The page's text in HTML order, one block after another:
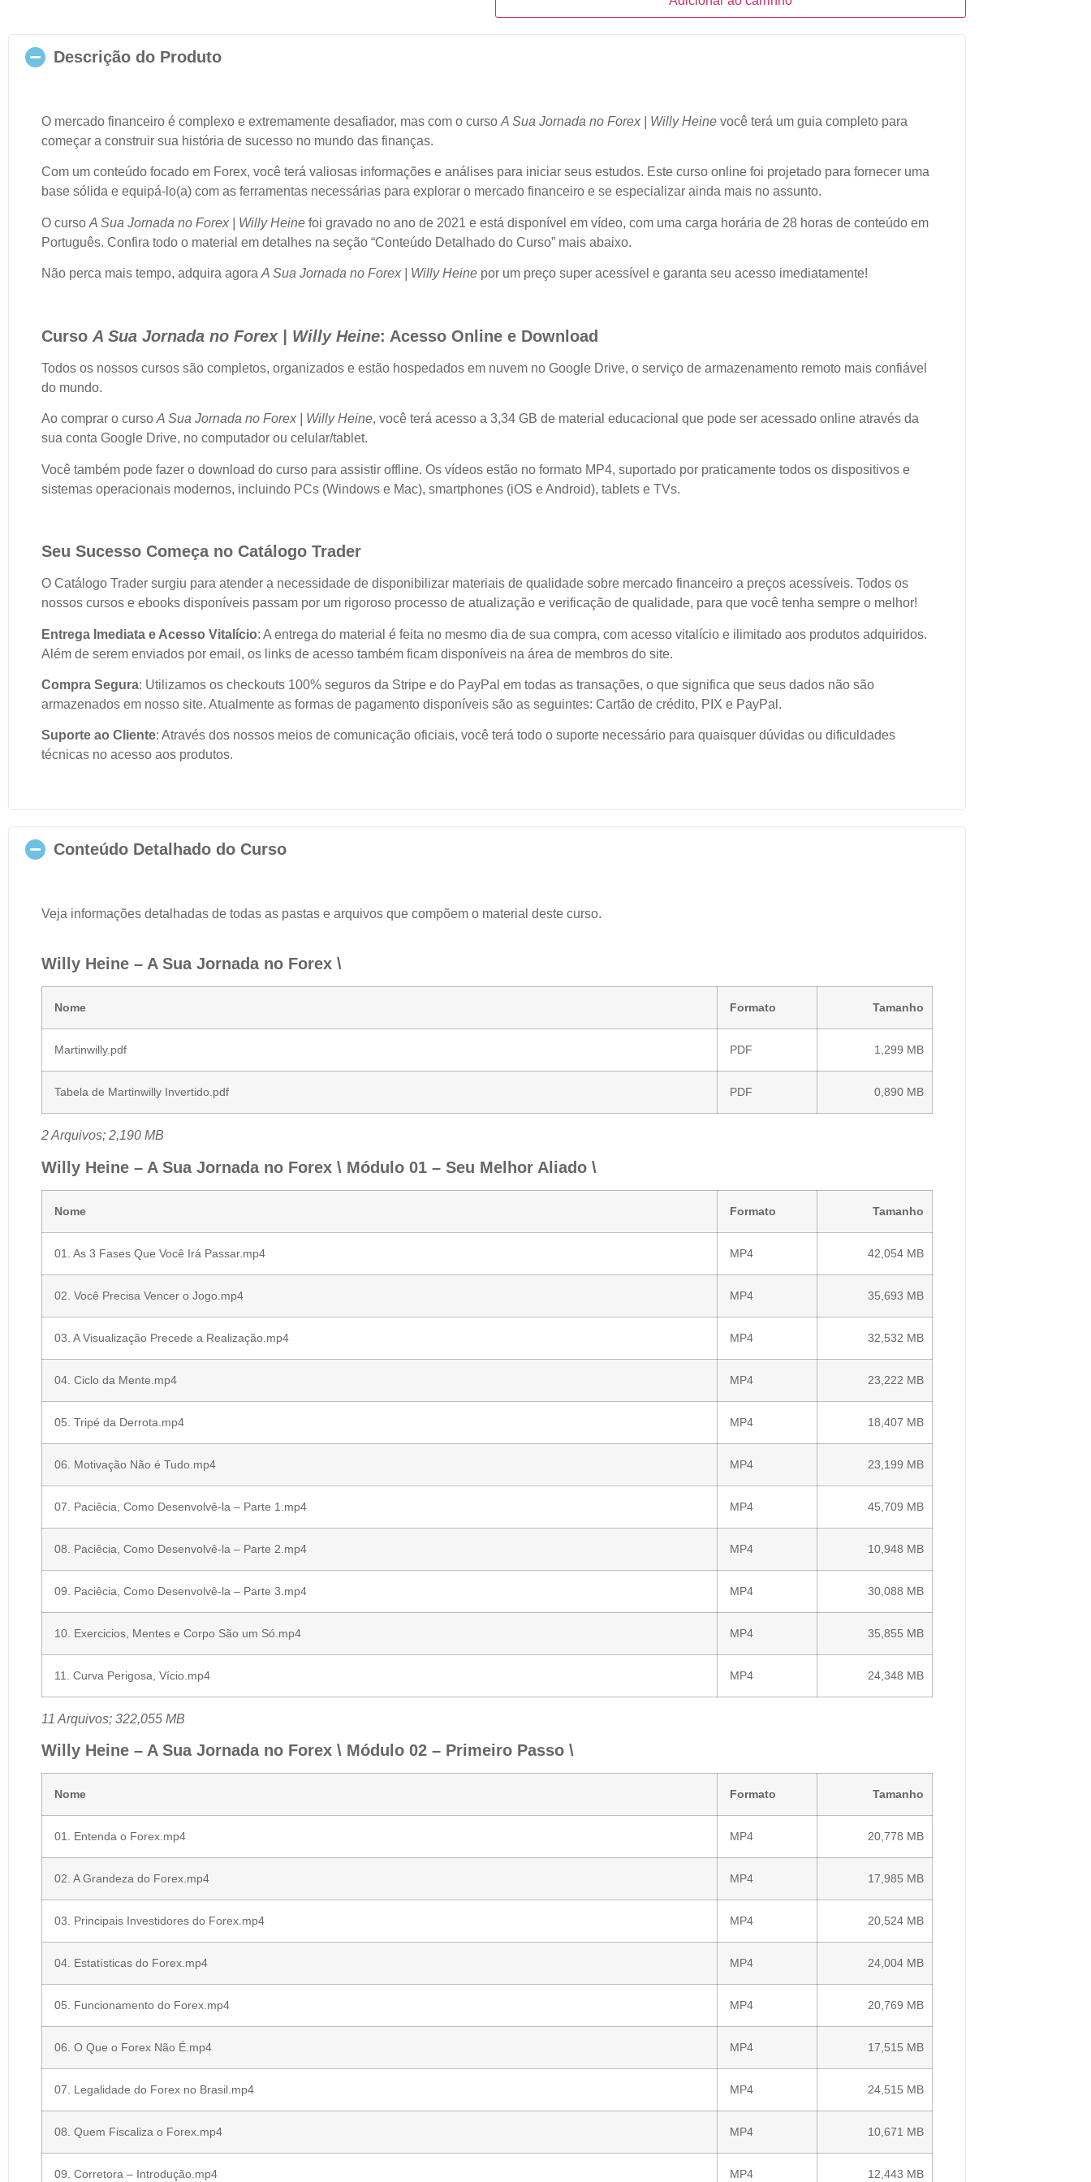
Descrição do Produto
O mercado financeiro é complexo e extremamente desafiador, mas com o curso A Sua Jornada no Forex | Willy Heine você terá um guia completo para
começar a construir sua história de sucesso no mundo das finanças.
Com um conteúdo focado em Forex, você terá valiosas informações e análises para iniciar seus estudos. Este curso online foi projetado para fornecer uma
base sólida e equipá-lo(a) com as ferramentas necessárias para explorar o mercado financeiro e se especializar ainda mais no assunto.
O curso A Sua Jornada no Forex | Willy Heine foi gravado no ano de 2021 e está disponível em vídeo, com uma carga horária de 28 horas de conteúdo em
Português. Confira todo o material em detalhes na seção “Conteúdo Detalhado do Curso” mais abaixo.
Não perca mais tempo, adquira agora A Sua Jornada no Forex | Willy Heine por um preço super acessível e garanta seu acesso imediatamente!
Curso A Sua Jornada no Forex | Willy Heine: Acesso Online e Download
Todos os nossos cursos são completos, organizados e estão hospedados em nuvem no Google Drive, o serviço de armazenamento remoto mais confiável
do mundo.
Ao comprar o curso A Sua Jornada no Forex | Willy Heine, você terá acesso a 3,34 GB de material educacional que pode ser acessado online através da
sua conta Google Drive, no computador ou celular/tablet.
Você também pode fazer o download do curso para assistir offline. Os vídeos estão no formato MP4, suportado por praticamente todos os dispositivos e
sistemas operacionais modernos, incluindo PCs (Windows e Mac), smartphones (iOS e Android), tablets e TVs.
Seu Sucesso Começa no Catálogo Trader
O Catálogo Trader surgiu para atender a necessidade de disponibilizar materiais de qualidade sobre mercado financeiro a preços acessíveis. Todos os
nossos cursos e ebooks disponíveis passam por um rigoroso processo de atualização e verificação de qualidade, para que você tenha sempre o melhor!
Entrega Imediata e Acesso Vitalício: A entrega do material é feita no mesmo dia de sua compra, com acesso vitalício e ilimitado aos produtos adquiridos.
Além de serem enviados por email, os links de acesso também ficam disponíveis na área de membros do site.
Compra Segura: Utilizamos os checkouts 100% seguros da Stripe e do PayPal em todas as transações, o que significa que seus dados não são
armazenados em nosso site. Atualmente as formas de pagamento disponíveis são as seguintes: Cartão de crédito, PIX e PayPal.
Suporte ao Cliente: Através dos nossos meios de comunicação oficiais, você terá todo o suporte necessário para quaisquer dúvidas ou dificuldades
técnicas no acesso aos produtos.
Conteúdo Detalhado do Curso
Veja informações detalhadas de todas as pastas e arquivos que compõem o material deste curso.
Willy Heine – A Sua Jornada no Forex \
Nome Formato Tamanho
Martinwilly.pdf PDF 1,299 MB
Tabela de Martinwilly Invertido.pdf PDF 0,890 MB
2 Arquivos; 2,190 MB
Willy Heine – A Sua Jornada no Forex \ Módulo 01 – Seu Melhor Aliado \
Nome Formato Tamanho
01. As 3 Fases Que Você Irá Passar.mp4 MP4 42,054 MB
02. Você Precisa Vencer o Jogo.mp4 MP4 35,693 MB
03. A Visualização Precede a Realização.mp4 MP4 32,532 MB
04. Ciclo da Mente.mp4 MP4 23,222 MB
05. Tripé da Derrota.mp4 MP4 18,407 MB
06. Motivação Não é Tudo.mp4 MP4 23,199 MB
07. Paciêcia, Como Desenvolvê-la – Parte 1.mp4 MP4 45,709 MB
08. Paciêcia, Como Desenvolvê-la – Parte 2.mp4 MP4 10,948 MB
09. Paciêcia, Como Desenvolvê-la – Parte 3.mp4 MP4 30,088 MB
10. Exercicios, Mentes e Corpo São um Só.mp4 MP4 35,855 MB
11. Curva Perigosa, Vício.mp4 MP4 24,348 MB
11 Arquivos; 322,055 MB
Willy Heine – A Sua Jornada no Forex \ Módulo 02 – Primeiro Passo \
Nome Formato Tamanho
01. Entenda o Forex.mp4 MP4 20,778 MB
02. A Grandeza do Forex.mp4 MP4 17,985 MB
03. Principais Investidores do Forex.mp4 MP4 20,524 MB
04. Estatísticas do Forex.mp4 MP4 24,004 MB
05. Funcionamento do Forex.mp4 MP4 20,769 MB
06. O Que o Forex Não É.mp4 MP4 17,515 MB
07. Legalidade do Forex no Brasil.mp4 MP4 24,515 MB
08. Quem Fiscaliza o Forex.mp4 MP4 10,671 MB
09. Corretora – Introdução.mp4 MP4 12,443 MB